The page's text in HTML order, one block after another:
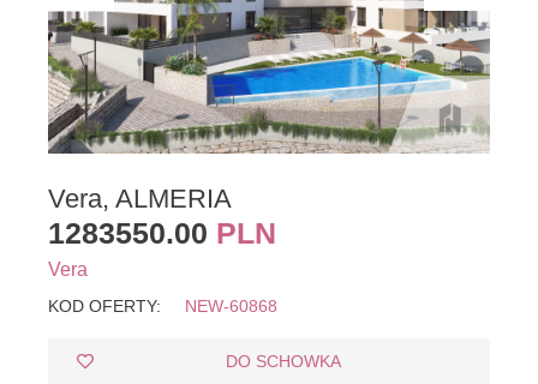
Vera, ALMERIA
1283550.00 PLN
Vera
KOD OFERTY: NEW-60868
DO SCHOWKA